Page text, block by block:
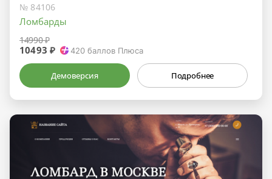
№ 84106
Ломбарды
14990 ₽
10493 ₽ 420 баллов Плюса
Демоверсия Подробнее